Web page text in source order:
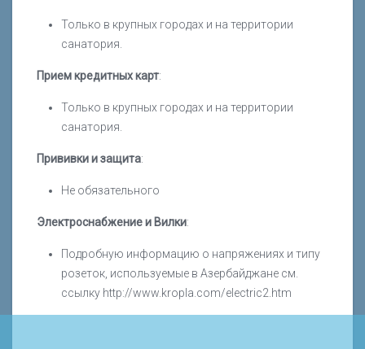
Только в крупных городах и на территории
санатория.
Прием кредитных карт:
Только в крупных городах и на территории
санатория.
Прививки и защита:
Не обязательного
Электроснабжение и Вилки:
Подробную информацию о напряжениях и типу
розеток, используемые в Азербайджане см.
ссылку http://www.kropla.com/electric2.htm